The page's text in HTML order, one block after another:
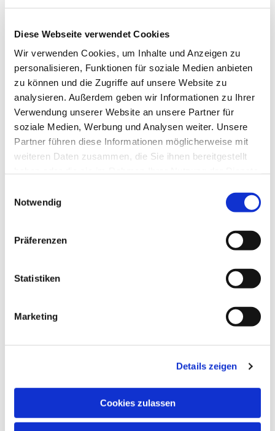
Diese Webseite verwendet Cookies
Wir verwenden Cookies, um Inhalte und Anzeigen zu
personalisieren, Funktionen für soziale Medien anbieten
zu können und die Zugriffe auf unsere Website zu
analysieren. Außerdem geben wir Informationen zu Ihrer
Verwendung unserer Website an unsere Partner für
soziale Medien, Werbung und Analysen weiter. Unsere
Partner führen diese Informationen möglicherweise mit
weiteren Daten zusammen, die Sie ihnen bereitgestellt
Notwendig
Präferenzen
Statistiken
Marketing
Details zeigen
Cookies zulassen
Dies könnte Sie auch